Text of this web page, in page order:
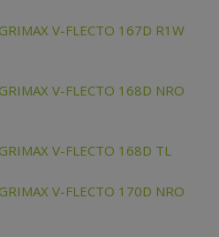
V-FLECTO 167D R1W
V-FLECTO 168D NRO
V-FLECTO 168D TL
V-FLECTO 170D NRO